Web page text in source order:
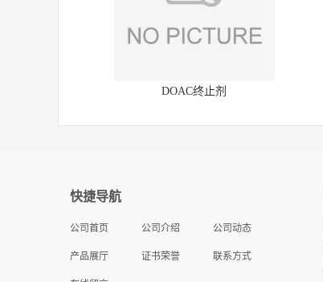
DOAC终止剂
快捷导航
公司首页 公司介绍 公司动态
产品展厅 证书荣誉 联系方式